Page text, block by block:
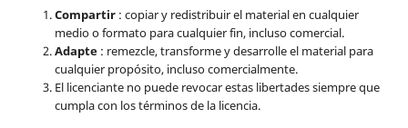
Compartir : copiar y redistribuir el material en cualquier
medio o formato para cualquier fin, incluso comercial.
Adapte : remezcle, transforme y desarrolle el material para
cualquier propósito, incluso comercialmente.
El licenciante no puede revocar estas libertades siempre que
cumpla con los términos de la licencia.